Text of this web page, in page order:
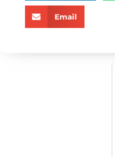
Email